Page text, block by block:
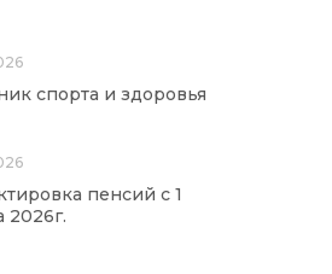
спорта и здоровья
пенсий с 1
2026г.